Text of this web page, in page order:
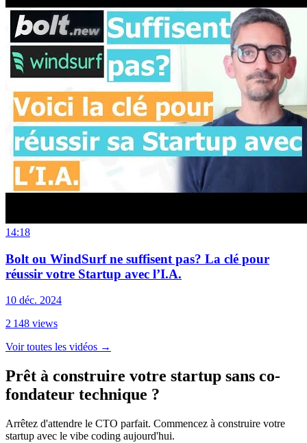
14:18
Bolt ou WindSurf ne suffisent pas? La clé pour
réussir votre Startup avec l’I.A.
10 déc. 2024
2 148 views
Voir toutes les vidéos →
Prêt à construire votre startup sans co-
fondateur technique ?
Arrêtez d'attendre le CTO parfait. Commencez à construire votre
startup avec le vibe coding aujourd'hui.